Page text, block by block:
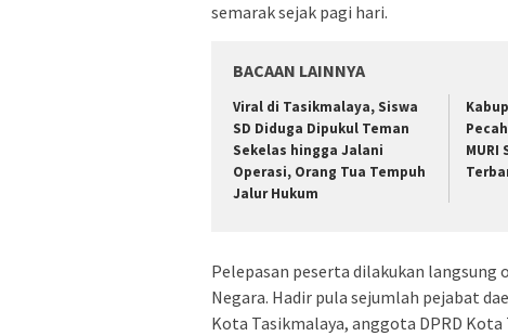
semarak sejak pagi hari.
BACAAN LAINNYA
Viral di Tasikmalaya, Siswa
SD Diduga Dipukul Teman
Sekelas hingga Jalani
Operasi, Orang Tua Tempuh
Jalur Hukum
MURI
Pelepasan peserta dilakukan langsung
Negara. Hadir pula sejumlah pejabat
Kota Tasikmalaya, anggota DPRD